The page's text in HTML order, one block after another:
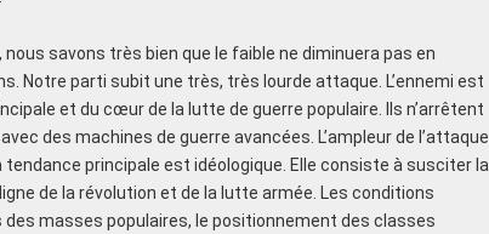
savons très bien que le faible ne diminuera pas en
Notre parti subit une très, très lourde attaque. L’ennemi est
et du cœur de la lutte de guerre populaire. Ils n’arrêtent
des machines de guerre avancées. L’ampleur de l’attaque
principale est idéologique. Elle consiste à susciter la
de la révolution et de la lutte armée. Les conditions
masses populaires, le positionnement des classes